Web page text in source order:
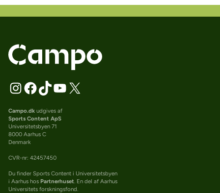
Campo.dkudgives af
Sports Content ApS
Universitetsbyen 71
8000 Aarhus C
Denmark
CVR-nr: 42457450
Du finder Sports Content i Universitetsbyen
i Aarhus hos Partnerhuset . En del af Aarhus
Universitets forskningsfond.